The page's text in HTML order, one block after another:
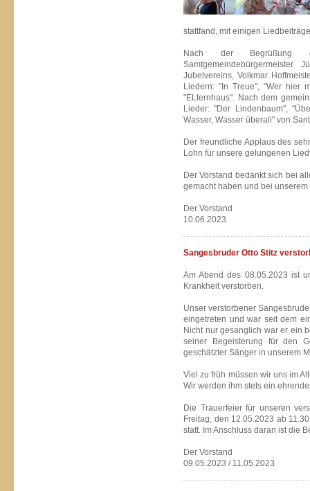
stattfand, mit einigen
Nach der Begrüßung
Jubelvereins, Volkmar
Liedern: "In Treue", "Wer hier
"ELternhaus". Nach dem
Lieder: "Der Lindenbaum",
Wasser, Wasser überall" von
Der freundliche Applaus des
Lohn für unsere gelungenen
Der Vorstand bedankt sich bei
gemacht haben und bei
Der Vorstand
10.06.2023
Sangesbruder Otto Stitz
Am Abend des 08.05.2023 ist
Krankheit verstorben.
Unser verstorbener
eingetreten und war seit dem
Nicht nur gesanglich war er ein
seiner Begeisterung für den
geschätzter Sänger in unserem
Viel zu früh müssen wir uns im
Wir werden ihm stets ein
Die Trauerfeier für unseren
Freitag, den 12.05.2023 ab
statt. Im Anschluss daran ist die
Der Vorstand
09.05.2023 / 11.05.2023